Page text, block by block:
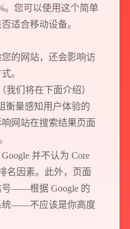
。您可以使用这个简单
适合移动设备。
的网站，还会影响访
。
我们将在下面介绍）
衡量感知用户体验的
网站在搜索结果页面
并不认为 Core
名因素。此外，页面
号——根据 Google 的
统——不应该是你高度